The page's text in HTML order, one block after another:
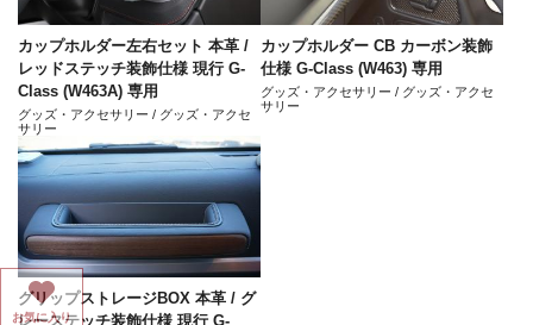
カップホルダー左右セット 本革 /
レッドステッチ装飾仕様 現行 G-
Class (W463A) 専用
グッズ・アクセサリー / グッズ・アクセ
サリー
カップホルダー CB カーボン装飾
仕様 G-Class (W463) 専用
グッズ・アクセサリー / グッズ・アクセ
サリー
グリップストレージBOX 本革 / グ
レーステッチ装飾仕様 現行 G-
お気に入り